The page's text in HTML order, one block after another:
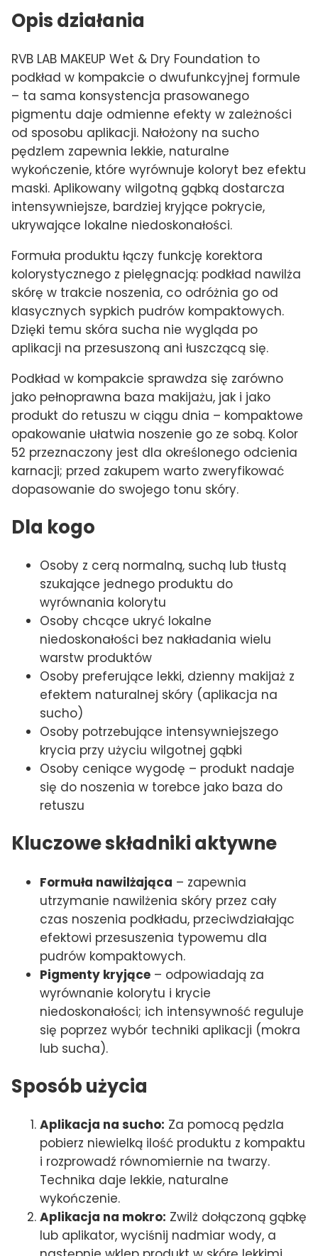
Opis działania
RVB LAB MAKEUP Wet & Dry Foundation to
podkład w kompakcie o dwufunkcyjnej formule
– ta sama konsystencja prasowanego
pigmentu daje odmienne efekty w zależności
od sposobu aplikacji. Nałożony na sucho
pędzlem zapewnia lekkie, naturalne
wykończenie, które wyrównuje koloryt bez efektu
maski. Aplikowany wilgotną gąbką dostarcza
intensywniejsze, bardziej kryjące pokrycie,
ukrywające lokalne niedoskonałości.
Formuła produktu łączy funkcję korektora
kolorystycznego z pielęgnacją: podkład nawilża
skórę w trakcie noszenia, co odróżnia go od
klasycznych sypkich pudrów kompaktowych.
Dzięki temu skóra sucha nie wygląda po
aplikacji na przesuszoną ani łuszczącą się.
Podkład w kompakcie sprawdza się zarówno
jako pełnoprawna baza makijażu, jak i jako
produkt do retuszu w ciągu dnia – kompaktowe
opakowanie ułatwia noszenie go ze sobą. Kolor
52 przeznaczony jest dla określonego odcienia
karnacji; przed zakupem warto zweryfikować
dopasowanie do swojego tonu skóry.
Dla kogo
Osoby z cerą normalną, suchą lub tłustą
szukające jednego produktu do
wyrównania kolorytu
Osoby chcące ukryć lokalne
niedoskonałości bez nakładania wielu
warstw produktów
Osoby preferujące lekki, dzienny makijaż z
efektem naturalnej skóry (aplikacja na
sucho)
Osoby potrzebujące intensywniejszego
krycia przy użyciu wilgotnej gąbki
Osoby ceniące wygodę – produkt nadaje
się do noszenia w torebce jako baza do
retuszu
Kluczowe składniki aktywne
Formuła nawilżająca – zapewnia
utrzymanie nawilżenia skóry przez cały
czas noszenia podkładu, przeciwdziałając
efektowi przesuszenia typowemu dla
pudrów kompaktowych.
Pigmenty kryjące – odpowiadają za
wyrównanie kolorytu i krycie
niedoskonałości; ich intensywność reguluje
się poprzez wybór techniki aplikacji (mokra
lub sucha).
Sposób użycia
Aplikacja na sucho: Za pomocą pędzla
pobierz niewielką ilość produktu z kompaktu
i rozprowadź równomiernie na twarzy.
Technika daje lekkie, naturalne
wykończenie.
Aplikacja na mokro: Zwilż dołączoną gąbkę
lub aplikator, wyciśnij nadmiar wody, a